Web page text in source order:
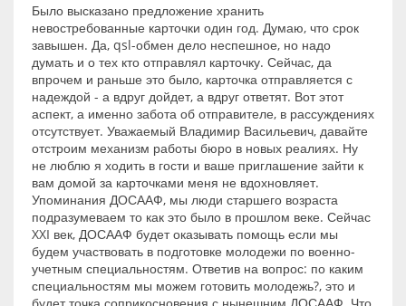
Было высказано предложение хранить
невостребованные карточки один год. Думаю, что срок
завышен. Да, qsl-обмен дело неспешное, но надо
думать и о тех кто отправлял карточку. Сейчас, да
впрочем и раньше это было, карточка отправляется с
надеждой - а вдруг дойдет, а вдруг ответят. Вот этот
аспект, а именно забота об отправителе, в рассуждениях
отсутствует. Уважаемый Владимир Васильевич, давайте
отстроим механизм работы бюро в новых реалиях. Ну
не люблю я ходить в гости и ваше приглашение зайти к
вам домой за карточками меня не вдохновляет.
Упоминания ДОСААФ, мы люди старшего возраста
подразумеваем то как это было в прошлом веке. Сейчас
XXI век, ДОСААФ будет оказывать помощь если мы
будем участвовать в подготовке молодежи по военно-
учетным специальностям. Ответив на вопрос: по каким
специальностям мы можем готовить молодежь?, это и